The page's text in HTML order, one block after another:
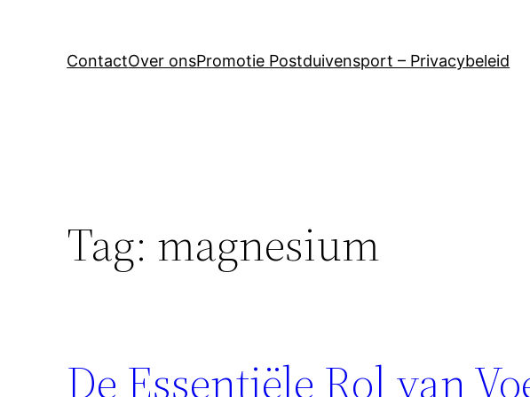
ContactOver onsPromotie Postduivensport – Privacybeleid
Tag: magnesium
De Essentiële Rol van